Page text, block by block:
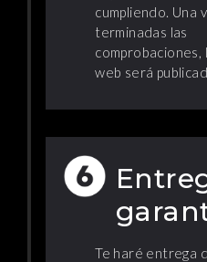
cumpliendo. Una
terminadas las
comprobaciones,
web será
Te haré entrega